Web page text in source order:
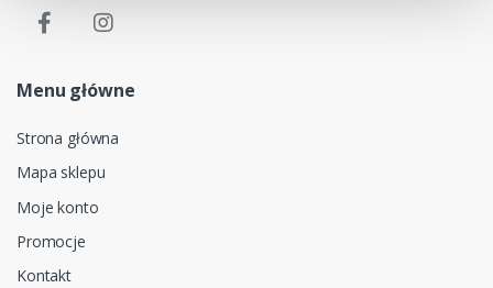
Menu główne
Strona główna
Mapa sklepu
Moje konto
Promocje
Kontakt